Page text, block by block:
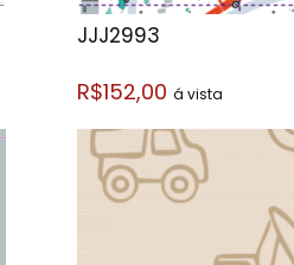
JJJ2993
R$152,00 á vista